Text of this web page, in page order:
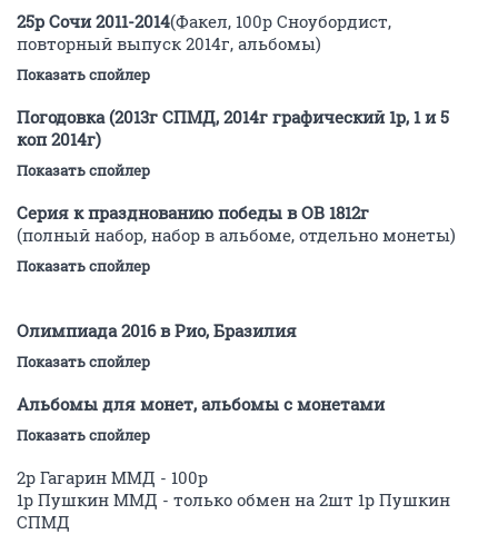
25р Сочи 2011-2014(Факел, 100р Сноубордист,
повторный выпуск 2014г, альбомы)
Показать спойлер
Погодовка (2013г СПМД, 2014г графический 1р, 1 и 5
коп 2014г)
Показать спойлер
Серия к празднованию победы в ОВ 1812г
(полный набор, набор в альбоме, отдельно монеты)
Показать спойлер
Олимпиада 2016 в Рио, Бразилия
Показать спойлер
Альбомы для монет, альбомы с монетами
Показать спойлер
2р Гагарин ММД - 100р
1р Пушкин ММД - только обмен на 2шт 1р Пушкин
СПМД